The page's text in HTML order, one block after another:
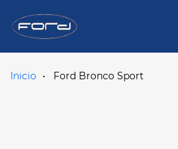
Inicio Ford Bronco Sport